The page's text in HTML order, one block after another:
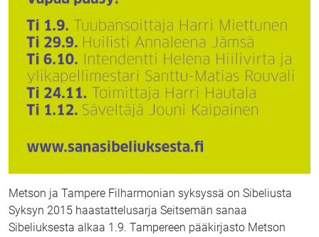
Metson ja Tampere Filharmonian syksyssä on Sibeliusta
Syksyn 2015 haastattelusarja Seitsemän sanaa
Sibeliuksesta alkaa 1.9. Tampereen pääkirjasto Metson